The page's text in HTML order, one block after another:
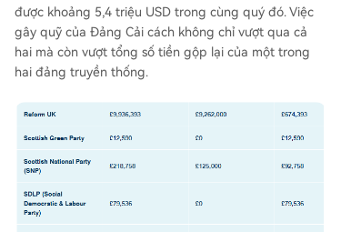
được khoảng 5,4 triệu USD trong cùng quý đó. Việc
gây quỹ của Đảng Cải cách không chỉ vượt qua cả
hai mà còn vượt tổng số tiền gộp lại của một trong
hai đảng truyền thống.